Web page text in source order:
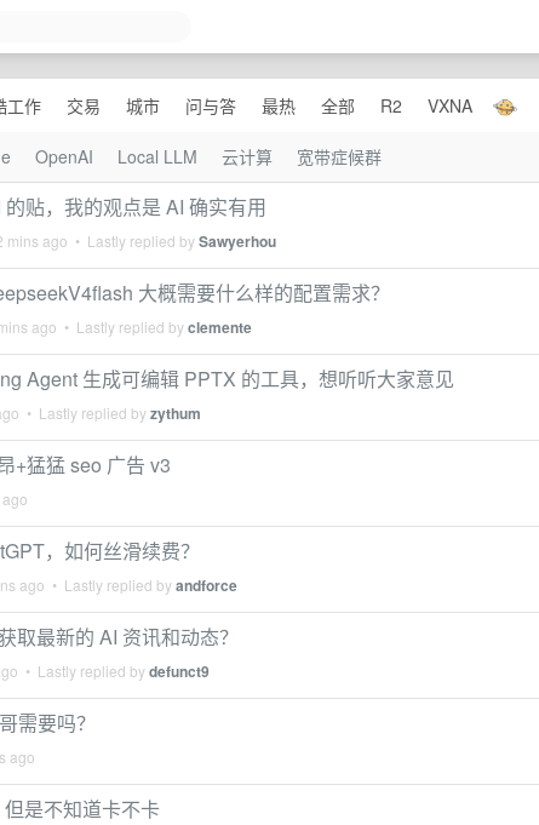
工作 交易 城市 问与答 最热 全部 R2 VXNA
OpenAI Local LLM 云计算 宽带症候群
贴，我的观点是 AI 确实有用
mins ago • Lastly replied bySawyerhou
大概需要什么样的配置需求？
ago • Lastly replied byclemente
Agent 生成可编辑 PPTX 的工具，想听听大家意见
• Lastly replied byzythum
+猛猛 seo 广告 v3
，如何丝滑续费？
ago • Lastly replied byandforce
取最新的 AI 资讯和动态？
• Lastly replied bydefunct9
需要吗？
ago
是不知道卡不卡